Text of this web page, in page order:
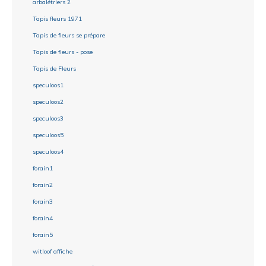
arbalétriers 2
Tapis fleurs 1971
Tapis de fleurs se prépare
Tapis de fleurs - pose
Tapis de Fleurs
speculoos1
speculoos2
speculoos3
speculoos5
speculoos4
forain1
forain2
forain3
forain4
forain5
witloof affiche